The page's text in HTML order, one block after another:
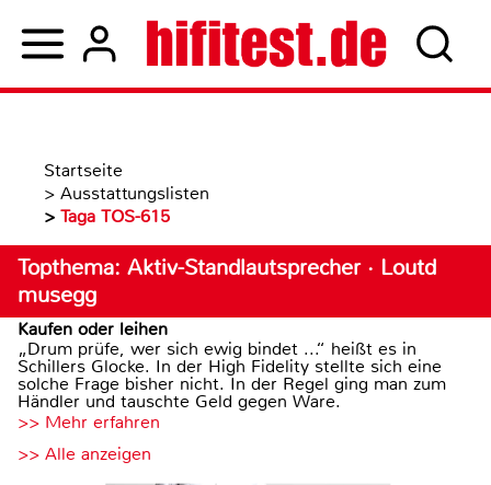
Startseite
> Ausstattungslisten
> Taga TOS-615
Topthema: Aktiv-Standlautsprecher · Loutd
musegg
Kaufen oder leihen
„Drum prüfe, wer sich ewig bindet ...“ heißt es in
Schillers Glocke. In der High Fidelity stellte sich eine
solche Frage bisher nicht. In der Regel ging man zum
Händler und tauschte Geld gegen Ware.
>> Mehr erfahren
>> Alle anzeigen